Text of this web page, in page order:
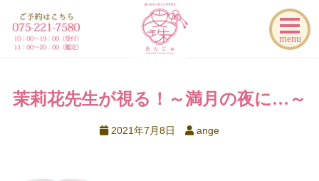
menu
茉莉花先生が視る！～満月の夜に…～
2021年7月8日 ange